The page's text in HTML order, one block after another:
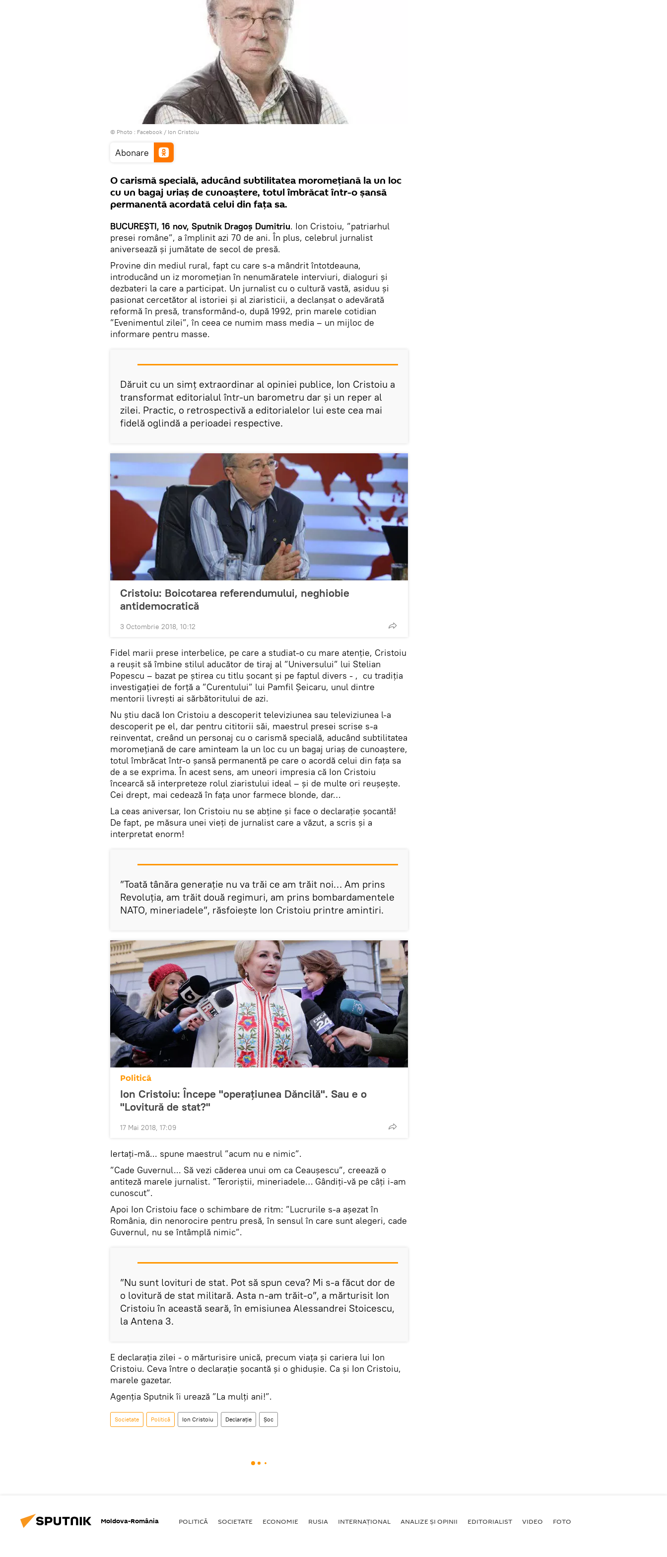
© Photo : Facebook / Ion Cristoiu
Abonare
O carismă specială, aducând subtilitatea moromețiană la un loc
cu un bagaj uriaș de cunoaștere, totul îmbrăcat într-o șansă
permanentă acordată celui din fața sa.
BUCUREȘTI, 16 nov, Sputnik Dragoș Dumitriu. Ion Cristoiu, ”patriarhul
presei române”, a împlinit azi 70 de ani. În plus, celebrul jurnalist
aniversează și jumătate de secol de presă.
Provine din mediul rural, fapt cu care s-a mândrit întotdeauna,
introducând un iz moromețian în nenumăratele interviuri, dialoguri și
dezbateri la care a participat. Un jurnalist cu o cultură vastă, asiduu și
pasionat cercetător al istoriei și al ziaristicii, a declanșat o adevărată
reformă în presă, transformând-o, după 1992, prin marele cotidian
”Evenimentul zilei”, în ceea ce numim mass media – un mijloc de
informare pentru masse.
Dăruit cu un simț extraordinar al opiniei publice, Ion Cristoiu a
transformat editorialul într-un barometru dar și un reper al
zilei. Practic, o retrospectivă a editorialelor lui este cea mai
fidelă oglindă a perioadei respective.
Cristoiu: Boicotarea referendumului, neghiobie
antidemocratică
3 Octombrie 2018, 10:12
Fidel marii prese interbelice, pe care a studiat-o cu mare atenție, Cristoiu
a reușit să îmbine stilul aducător de tiraj al ”Universului” lui Stelian
Popescu – bazat pe știrea cu titlu șocant și pe faptul divers - , cu tradiția
investigației de forță a ”Curentului” lui Pamfil Șeicaru, unul dintre
mentorii livrești ai sărbătoritului de azi.
Nu știu dacă Ion Cristoiu a descoperit televiziunea sau televiziunea l-a
descoperit pe el, dar pentru cititorii săi, maestrul presei scrise s-a
reinventat, creând un personaj cu o carismă specială, aducând subtilitatea
moromețiană de care aminteam la un loc cu un bagaj uriaș de cunoaștere,
totul îmbrăcat într-o șansă permanentă pe care o acordă celui din fața sa
de a se exprima. În acest sens, am uneori impresia că Ion Cristoiu
încearcă să interpreteze rolul ziaristului ideal – și de multe ori reușește.
Cei drept, mai cedează în fața unor farmece blonde, dar…
La ceas aniversar, Ion Cristoiu nu se abține și face o declarație șocantă!
De fapt, pe măsura unei vieți de jurnalist care a văzut, a scris și a
interpretat enorm!
”Toată tânăra generație nu va trăi ce am trăit noi… Am prins
Revoluția, am trăit două regimuri, am prins bombardamentele
NATO, mineriadele”, răsfoiește Ion Cristoiu printre amintiri.
Politică
Ion Cristoiu: Începe "operațiunea Dăncilă". Sau e o
"Lovitură de stat?"
17 Mai 2018, 17:09
Iertați-mă... spune maestrul ”acum nu e nimic”.
”Cade Guvernul... Să vezi căderea unui om ca Ceaușescu”, creează o
antiteză marele jurnalist. ”Teroriștii, mineriadele… Gândiți-vă pe câți i-am
cunoscut”.
Apoi Ion Cristoiu face o schimbare de ritm: ”Lucrurile s-a așezat în
România, din nenorocire pentru presă, în sensul în care sunt alegeri, cade
Guvernul, nu se întâmplă nimic”.
”Nu sunt lovituri de stat. Pot să spun ceva? Mi s-a făcut dor de
o lovitură de stat militară. Asta n-am trăit-o”, a mărturisit Ion
Cristoiu în această seară, în emisiunea Alessandrei Stoicescu,
la Antena 3.
E declarația zilei - o mărturisire unică, precum viața și cariera lui Ion
Cristoiu. Ceva între o declarație șocantă și o ghidușie. Ca și Ion Cristoiu,
marele gazetar.
Agenția Sputnik îi urează ”La mulți ani!”.
Societate Politică Ion Cristoiu Declaraţie Șoc
Moldova-România POLITICĂ SOCIETATE ECONOMIE RUSIA INTERNAŢIONAL ANALIZE ȘI OPINII EDITORIALIST VIDEO FOTO